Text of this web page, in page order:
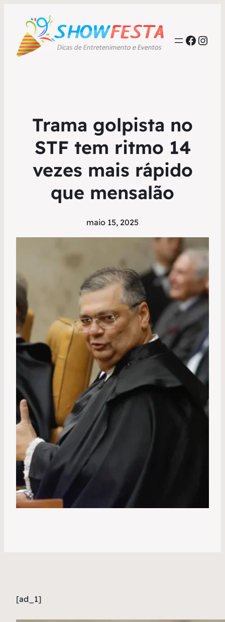
Trama golpista no
STF tem ritmo 14
vezes mais rápido
que mensalão
maio 15, 2025
[ad_1]